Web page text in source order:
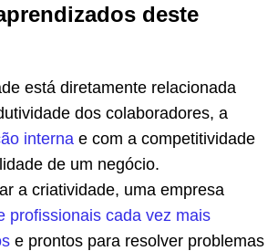
deste
está diretamente relacionada
dos colaboradores, a
interna e com a competitividade
de um negócio.
a criatividade, uma empresa
profissionais cada vez mais
e prontos para resolver problemas